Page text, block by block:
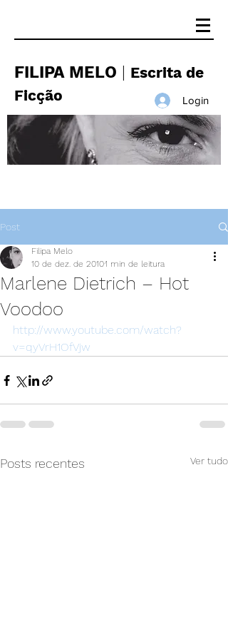
FILIPA MELO
Escrita de
Ficção
Login
Post
Marlene Dietrich – Hot
Voodoo
Filipa Melo
10 de dez. de 20101 min de leitura
http://www.youtube.com/watch?
v=qyVrH1OfVjw
Posts recentes Ver tudo